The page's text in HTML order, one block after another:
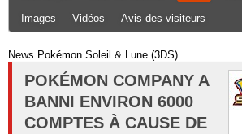
Images Vidéos Avis des visiteurs
News Pokémon Soleil & Lune (3DS)
POKÉMON COMPANY A
BANNI ENVIRON 6000
COMPTES À CAUSE DE